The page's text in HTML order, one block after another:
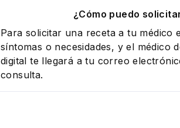
¿Cómo puedo
Para solicitar una receta a tu médico
síntomas o necesidades, y el médico
digital te llegará a tu correo
consulta.